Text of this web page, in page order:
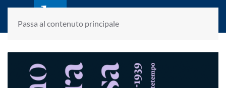
Passa al contenuto principale
laletteraturaenoi.it
fondato da Romano Luperini